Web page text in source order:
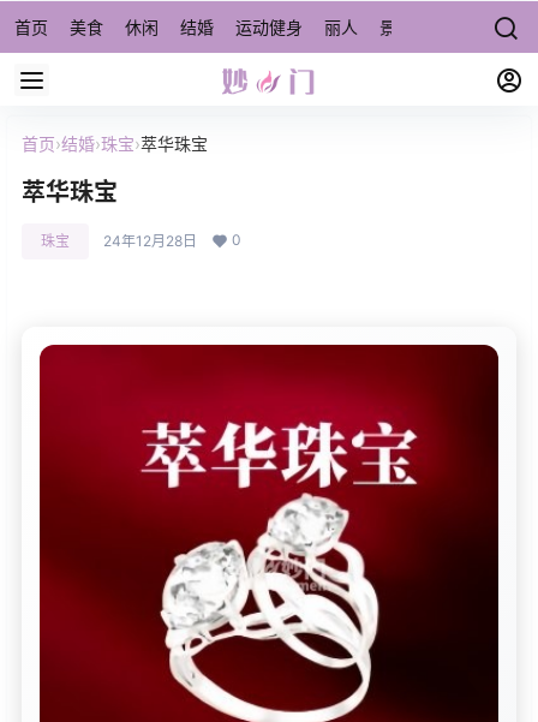
首页 美食 休闲 结婚 运动健身 丽人 景点/周边游 宠物
首页›结婚›珠宝›萃华珠宝
萃华珠宝
珠宝 24年12月28日 0